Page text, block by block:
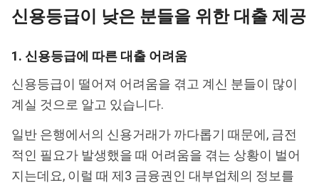
신용등급이 낮은 분들을 위한 대출 제공
1. 신용등급에 따른 대출 어려움
신용등급이 떨어져 어려움을 겪고 계신 분들이 많이
계실 것으로 알고 있습니다.
일반 은행에서의 신용거래가 까다롭기 때문에, 금전
적인 필요가 발생했을 때 어려움을 겪는 상황이 벌어
지는데요, 이럴 때 제3 금융권인 대부업체의 정보를